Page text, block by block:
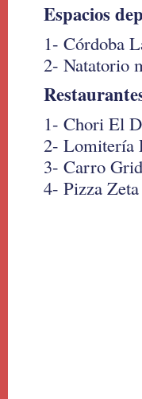
Espacios
1- Córdoba
2- Natatorio
1- Chori El
2- Lomitería
3- Carro
4- Pizza Zeta